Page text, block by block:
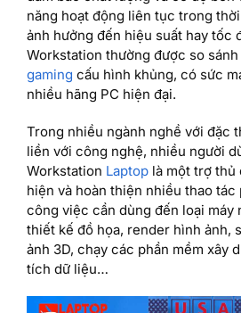
năng hoạt động liên tục trong
ảnh hưởng đến hiệu suất hay tốc
Workstation thường được so
gaming cấu hình khủng, có sức
nhiều hãng PC hiện đại.
Trong nhiều ngành nghề với đặc
liền với công nghệ, nhiều người
Workstation Laptop là một trợ thủ
hiện và hoàn thiện nhiều thao tác
công việc cần dùng đến loại máy
thiết kế đồ họa, render hình ảnh,
ảnh 3D, chạy các phần mềm xây
tích dữ liệu…